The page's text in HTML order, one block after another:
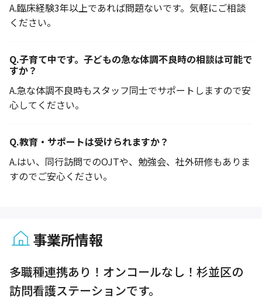
A.臨床経験3年以上であれば問題ないです。気軽にご相談
ください。
Q.子育て中です。子どもの急な体調不良時の相談は可能で
すか？
A.急な体調不良時もスタッフ同士でサポートしますので安
心してください。
Q.教育・サポートは受けられますか？
A.はい、同行訪問でのOJTや、勉強会、社外研修もありま
すのでご安心ください。
事業所情報
多職種連携あり！オンコールなし！杉並区の
訪問看護ステーションです。